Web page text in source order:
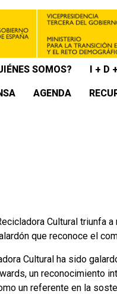
SOMOS? I + D
AGENDA
Cultural triunfa
que reconoce el
Cultural ha sido
un reconocimiento
un referente en la